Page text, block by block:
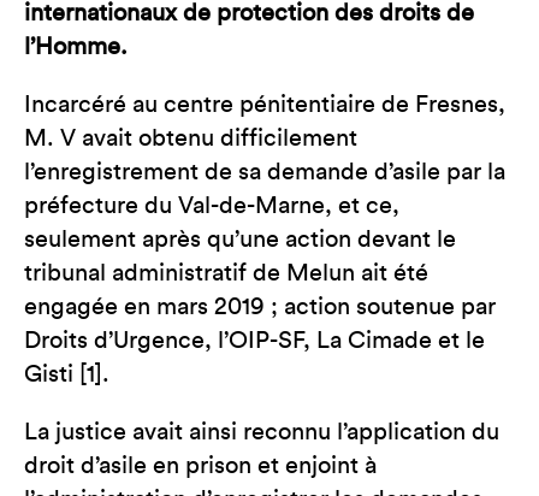
internationaux de protection des droits de
l’Homme.
Incarcéré au centre pénitentiaire de Fresnes,
M. V avait obtenu difficilement
l’enregistrement de sa demande d’asile par la
préfecture du Val-de-Marne, et ce,
seulement après qu’une action devant le
tribunal administratif de Melun ait été
engagée en mars 2019 ; action soutenue par
Droits d’Urgence, l’OIP-SF, La Cimade et le
Gisti [1].
La justice avait ainsi reconnu l’application du
droit d’asile en prison et enjoint à